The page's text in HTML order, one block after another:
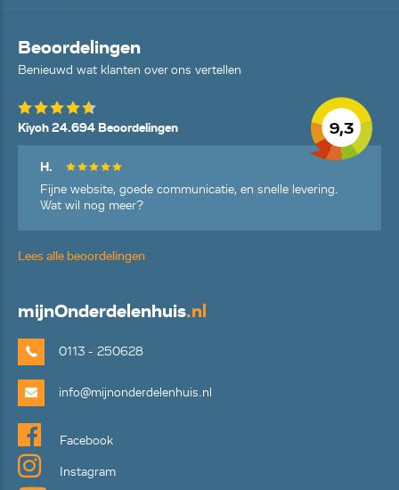
Beoordelingen
Benieuwd wat klanten over ons vertellen
9,3
Kiyoh 24.694 Beoordelingen
H.
Fijne website, goede communicatie, en snelle levering.
Wat wil nog meer?
Lees alle beoordelingen
mijnOnderdelenhuis.nl
0113 - 250628
info@mijnonderdelenhuis.nl
Facebook
Instagram